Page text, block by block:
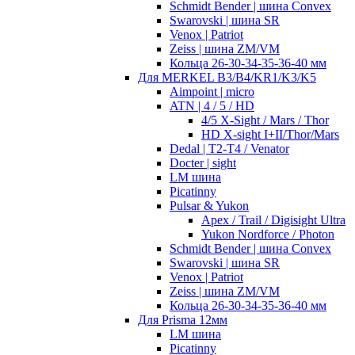
Schmidt Bender | шина Convex
Swarovski | шина SR
Venox | Patriot
Zeiss | шина ZM/VM
Кольца 26-30-34-35-36-40 мм
Для MERKEL B3/B4/KR1/K3/K5
Aimpoint | micro
ATN | 4 / 5 / HD
4/5 X-Sight / Mars / Thor
HD X-sight I+II/Thor/Mars
Dedal | T2-T4 / Venator
Docter | sight
LM шина
Picatinny
Pulsar & Yukon
Apex / Trail / Digisight Ultra
Yukon Nordforce / Photon
Schmidt Bender | шина Convex
Swarovski | шина SR
Venox | Patriot
Zeiss | шина ZM/VM
Кольца 26-30-34-35-36-40 мм
Для Prisma 12мм
LM шина
Picatinny